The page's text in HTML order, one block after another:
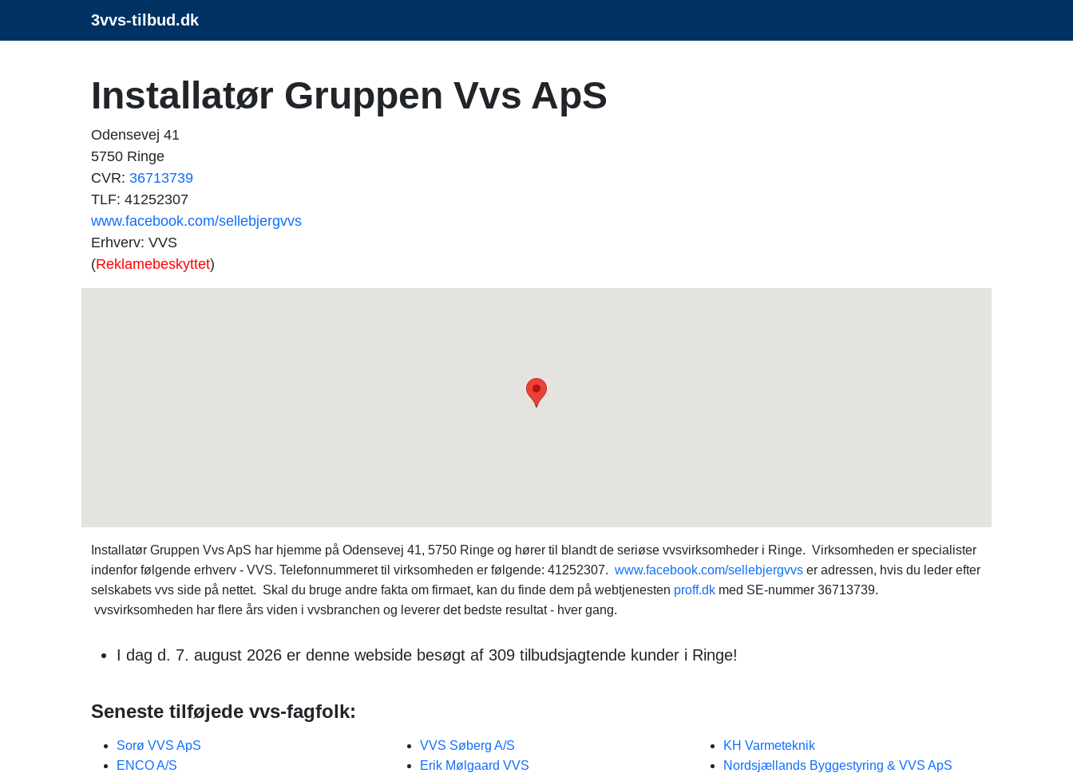
3vvs-tilbud.dk
Installatør Gruppen Vvs ApS
Odensevej 41
5750 Ringe
CVR: 36713739
TLF: 41252307
www.facebook.com/sellebjergvvs
Erhverv: VVS
(Reklamebeskyttet)
Installatør Gruppen Vvs ApS har hjemme på Odensevej 41, 5750 Ringe og hører til blandt de seriøse vvsvirksomheder i Ringe. Virksomheden er specialister
indenfor følgende erhverv - VVS. Telefonnummeret til virksomheden er følgende: 41252307. www.facebook.com/sellebjergvvs er adressen, hvis du leder efter
selskabets vvs side på nettet. Skal du bruge andre fakta om firmaet, kan du finde dem på webtjenesten proff.dk med SE-nummer 36713739.
vvsvirksomheden har flere års viden i vvsbranchen og leverer det bedste resultat - hver gang.
I dag d. 7. august 2026 er denne webside besøgt af 309 tilbudsjagtende kunder i Ringe!
Seneste tilføjede vvs-fagfolk:
Sorø VVS ApS
ENCO A/S
VVS Søberg A/S
Erik Mølgaard VVS
KH Varmeteknik
Nordsjællands Byggestyring & VVS ApS